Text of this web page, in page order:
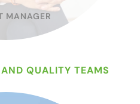
MANAGER
QUALITY TEAMS